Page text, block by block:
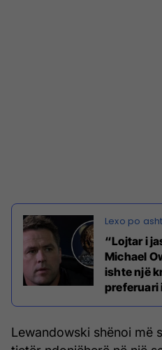
“Lojtar i
Michael
ishte një
preferuari
Lewandowski shënoi më